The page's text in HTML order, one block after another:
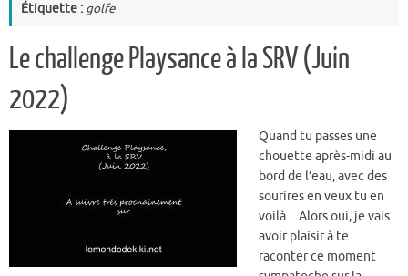
Étiquette : golfe
Le challenge Playsance à la SRV (Juin
2022)
Quand tu passes une
chouette après-midi au
bord de l’eau, avec des
sourires en veux tu en
voilà…Alors oui, je vais
avoir plaisir à te
raconter ce moment